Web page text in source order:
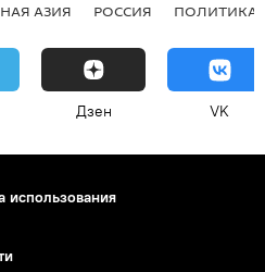
АЗИЯ РОССИЯ ПОЛИТИКА
Дзен VK
использования